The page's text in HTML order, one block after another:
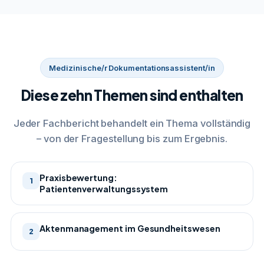
Medizinische/r Dokumentationsassistent/in
Diese zehn Themen sind enthalten
Jeder Fachbericht behandelt ein Thema vollständig
– von der Fragestellung bis zum Ergebnis.
1
Praxisbewertung:
Patientenverwaltungssystem
2 Aktenmanagement im Gesundheitswesen